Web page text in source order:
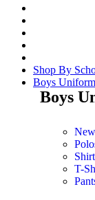
Shop By
Boys Uniform
Boys
T-